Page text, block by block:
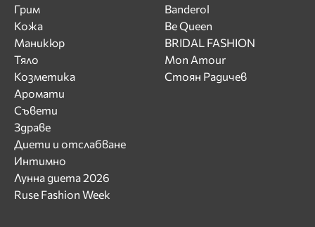
Грим
Кожа
Маникюр
Тяло
Козметика
Аромати
Съвети
Здраве
Диети и отслабване
Интимно
Лунна диета 2026
Ruse Fashion Week
Banderol
Be Queen
BRIDAL FASHION
Mon Amour
Стоян Радичев